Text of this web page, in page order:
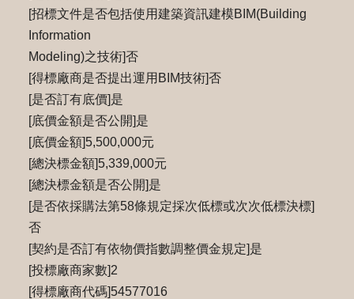
[招標文件是否包括使用建築資訊建模BIM(Building
Information
Modeling)之技術]否
[得標廠商是否提出運用BIM技術]否
[是否訂有底價]是
[底價金額是否公開]是
[底價金額]5,500,000元
[總決標金額]5,339,000元
[總決標金額是否公開]是
[是否依採購法第58條規定採次低標或次次低標決標]
否
[契約是否訂有依物價指數調整價金規定]是
[投標廠商家數]2
[得標廠商代碼]54577016